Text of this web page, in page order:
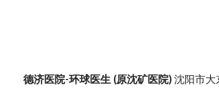
德济医院-环球医生 (原沈矿医院)沈阳市